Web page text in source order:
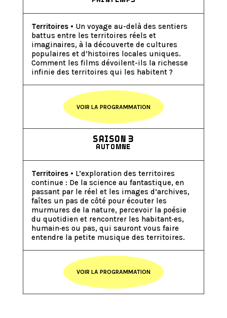
Territoires• Un voyage au-delà des sentiers
battus entre les territoires réels et
imaginaires, à la découverte de cultures
populaires et d’histoires locales uniques.
Comment les films dévoilent-ils la richesse
infinie des territoires qui les habitent ?
VOIR LA PROGRAMMATION
SAISON 3
AUTOMNE
Territoires• L’exploration des territoires
continue : De la science au fantastique, en
passant par le réel et les images d’archives,
faîtes un pas de côté pour écouter les
murmures de la nature, percevoir la poésie
du quotidien et rencontrer les habitant·es,
humain·es ou pas, qui sauront vous faire
entendre la petite musique des territoires.
VOIR LA PROGRAMMATION